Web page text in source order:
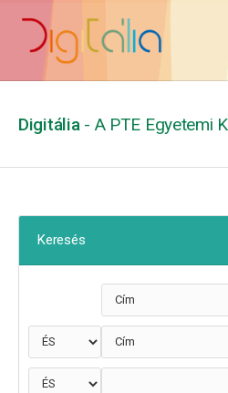
Digitália - A PTE Egyetemi
Keresés